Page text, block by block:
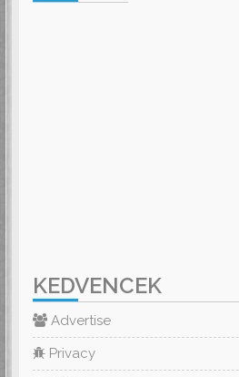
KEDVENCEK
Advertise
Privacy